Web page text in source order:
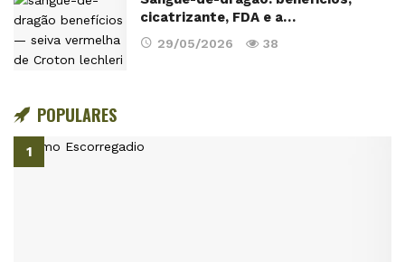
cicatrizante, FDA e a…
29/05/2026 38
POPULARES